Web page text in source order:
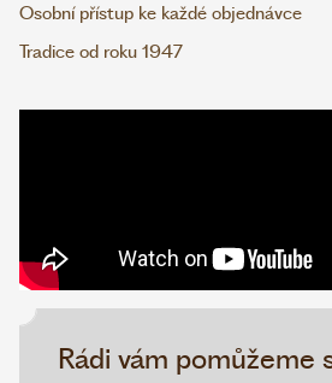
Rádi vám pomůžeme
Osobní přístup ke každé objednávce
Tradice od roku 1947